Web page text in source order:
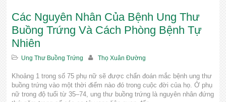
Các Nguyên Nhân Của Bệnh Ung Thư
Buồng Trứng Và Cách Phòng Bệnh Tự
Nhiên
Ung Thư Buồng Trứng Thọ Xuân Đường
Khoảng 1 trong số 75 phụ nữ sẽ được chẩn đoán mắc bệnh ung thư
buồng trứng vào một thời điểm nào đó trong cuộc đời của họ. Ở phụ
nữ trong độ tuổi từ 35–74, ung thư buồng trứng là nguyên nhân đứng